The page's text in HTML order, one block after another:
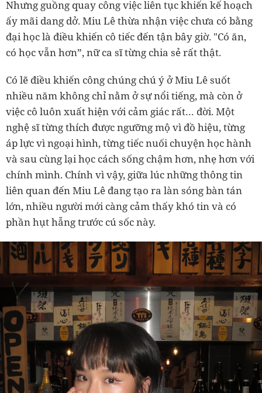
Nhưng guồng quay công việc liên tục khiến kế hoạch
ấy mãi dang dở. Miu Lê thừa nhận việc chưa có bằng
đại học là điều khiến cô tiếc đến tận bây giờ. "Có ăn,
có học vẫn hơn”, nữ ca sĩ từng chia sẻ rất thật.
Có lẽ điều khiến công chúng chú ý ở Miu Lê suốt
nhiều năm không chỉ nằm ở sự nổi tiếng, mà còn ở
việc cô luôn xuất hiện với cảm giác rất… đời. Một
nghệ sĩ từng thích được ngưỡng mộ vì đồ hiệu, từng
áp lực vì ngoại hình, từng tiếc nuối chuyện học hành
và sau cùng lại học cách sống chậm hơn, nhẹ hơn với
chính mình. Chính vì vậy, giữa lúc những thông tin
liên quan đến Miu Lê đang tạo ra làn sóng bàn tán
lớn, nhiều người mới càng cảm thấy khó tin và có
phần hụt hẫng trước cú sốc này.